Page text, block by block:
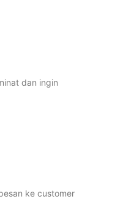
dan ingin
ke customer